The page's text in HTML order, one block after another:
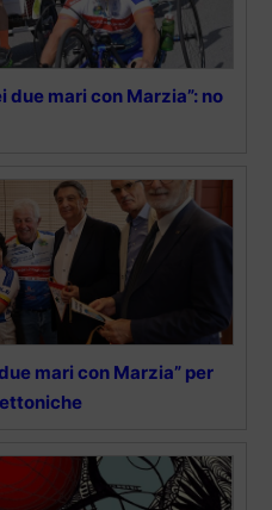
due mari con Marzia”: no
mari con Marzia” per